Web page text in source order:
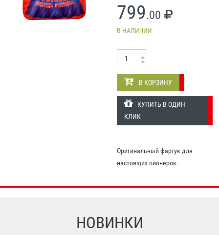
799.00
В НАЛИЧИИ
В КОРЗИНУ
КУПИТЬ В ОДИН
КЛИК
Оригинальный фартук для
настоящих пионерок.
НОВИНКИ